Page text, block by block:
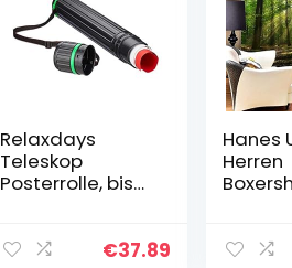
Relaxdays
Teleskop
Posterrolle, bis
Tragegurt,
€37.89
Hanes
Herren